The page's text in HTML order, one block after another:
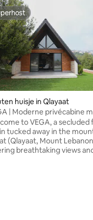
van 4,97 op 5, 115
huisje in Qlayaat
| Moderne privécabine
uitzicht
to VEGA, a secluded
tucked away in the
(Qlayaat, Mount
breathtaking views